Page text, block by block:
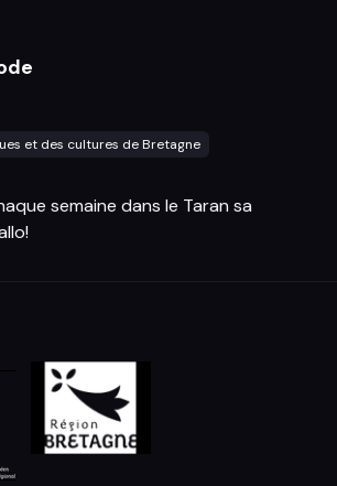
et des cultures de Bretagne
semaine dans le Taran sa